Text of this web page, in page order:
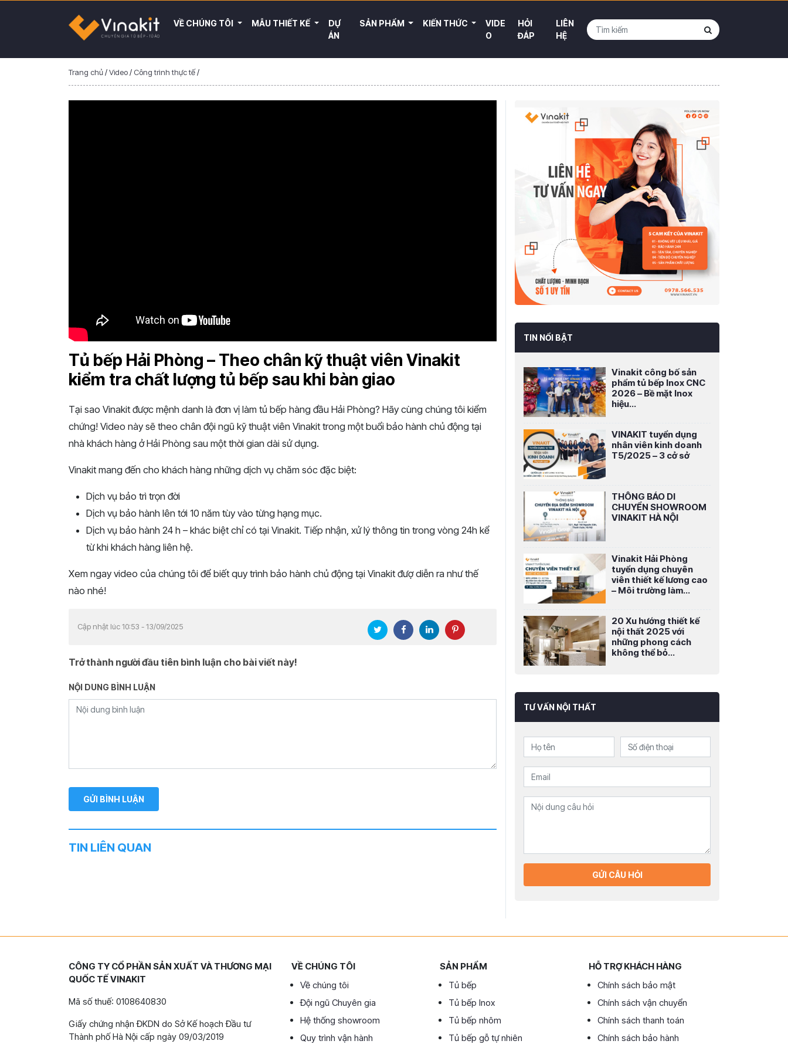
VỀ CHÚNG TÔI MẪU THIẾT KẾ
DỰ
ÁN
SẢN PHẨM KIẾN THỨC
VIDE
O
HỎI
ĐÁP
LIÊN
HỆ
Trang chủ/Video/ Công trình thực tế/
Tủ bếp Hải Phòng – Theo chân kỹ thuật viên Vinakit
kiểm tra chất lượng tủ bếp sau khi bàn giao
Tại sao Vinakit được mệnh danh là đơn vị làm tủ bếp hàng đầu Hải Phòng? Hãy cùng chúng tôi kiểm
chứng! Video này sẽ theo chân đội ngũ kỹ thuật viên Vinakit trong một buổi bảo hành chủ động tại
nhà khách hàng ở Hải Phòng sau một thời gian dài sử dụng.
Vinakit mang đến cho khách hàng những dịch vụ chăm sóc đặc biệt:
Dịch vụ bảo trì trọn đời
Dịch vụ bảo hành lên tới 10 năm tùy vào từng hạng mục.
Dịch vụ bảo hành 24 h – khác biệt chỉ có tại Vinakit. Tiếp nhận, xử lý thông tin trong vòng 24h kể
từ khi khách hàng liên hệ.
Xem ngay video của chúng tôi để biết quy trình bảo hành chủ động tại Vinakit đượ diễn ra như thế
nào nhé!
Cập nhật lúc 10:53 - 13/09/2025
Trở thành người đầu tiên bình luận cho bài viết này!
NỘI DUNG BÌNH LUẬN
TIN LIÊN QUAN
TIN NỔI BẬT
Vinakit công bố sản
phẩm tủ bếp Inox CNC
2026 – Bề mặt Inox
hiệu...
VINAKIT tuyển dụng
nhân viên kinh doanh
T5/2025 – 3 cở sở
THÔNG BÁO DI
CHUYỂN SHOWROOM
VINAKIT HÀ NỘI
Vinakit Hải Phòng
tuyển dụng chuyên
viên thiết kế lương cao
– Môi trường làm...
20 Xu hướng thiết kế
nội thất 2025 với
những phong cách
không thể bỏ...
TƯ VẤN NỘI THẤT
GỬI CÂU HỎI
CÔNG TY CỔ PHẦN SẢN XUẤT VÀ THƯƠNG MẠI
QUỐC TẾ VINAKIT
Mã số thuế: 0108640830
Giấy chứng nhận ĐKDN do Sở Kế hoạch Đầu tư
Thành phố Hà Nội cấp ngày 09/03/2019
VỀ CHÚNG TÔI
Về chúng tôi
Đội ngũ Chuyên gia
Hệ thống showroom
Quy trình vận hành
SẢN PHẨM
Tủ bếp
Tủ bếp Inox
Tủ bếp nhôm
Tủ bếp gỗ tự nhiên
HỖ TRỢ KHÁCH HÀNG
Chính sách bảo mật
Chính sách vận chuyển
Chính sách thanh toán
Chính sách bảo hành